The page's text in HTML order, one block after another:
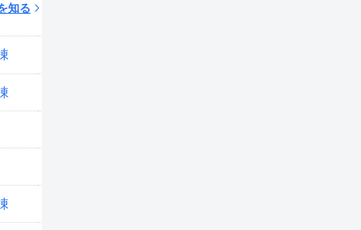
知る